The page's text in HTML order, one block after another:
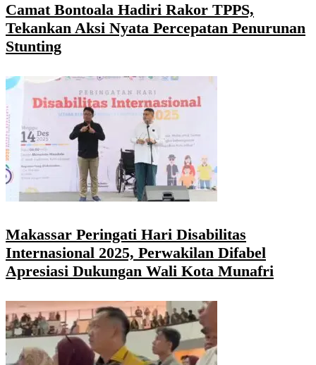
Camat Bontoala Hadiri Rakor TPPS,
Tekankan Aksi Nyata Percepatan Penurunan
Stunting
Makassar Peringati Hari Disabilitas
Internasional 2025, Perwakilan Difabel
Apresiasi Dukungan Wali Kota Munafri